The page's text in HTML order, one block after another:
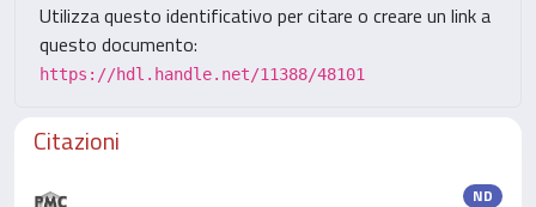
Utilizza questo identificativo per citare o creare un link a
questo documento:
https://hdl.handle.net/11388/48101
Citazioni
ND